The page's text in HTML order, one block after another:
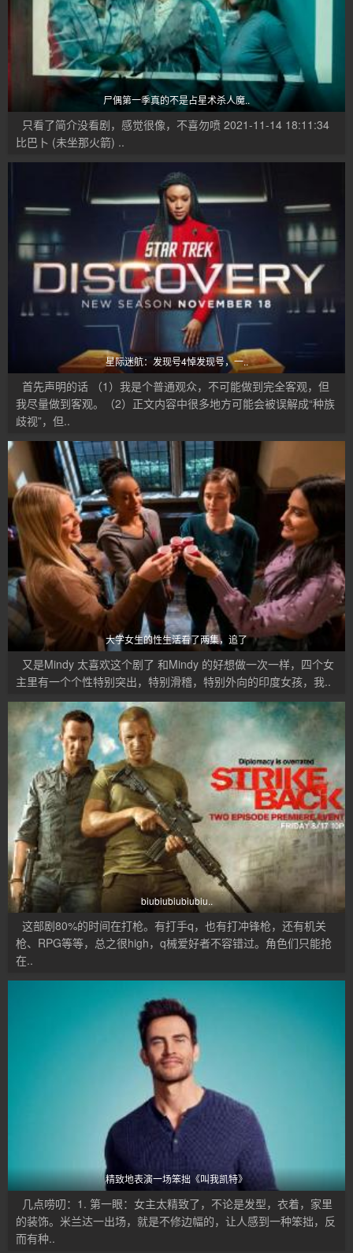
尸偶第一季真的不是占星术杀人魔..
只看了简介没看剧，感觉很像，不喜勿喷 2021-11-14 18:11:34
比巴卜 (未坐那火箭) ..
星际迷航：发现号4悼发现号，一..
首先声明的话 （1）我是个普通观众，不可能做到完全客观，但
我尽量做到客观。（2）正文内容中很多地方可能会被误解成“种族
歧视”，但..
大学女生的性生活看了两集，追了
又是Mindy 太喜欢这个剧了 和Mindy 的好想做一次一样，四个女
主里有一个个性特别突出，特别滑稽，特别外向的印度女孩，我..
biubiubiubiubiu..
这部剧80%的时间在打枪。有打手q，也有打冲锋枪，还有机关
枪、RPG等等，总之很high，q械爱好者不容错过。角色们只能抢
在..
精致地表演一场笨拙《叫我凯特》
几点唠叨：1. 第一眼：女主太精致了，不论是发型，衣着，家里
的装饰。米兰达一出场，就是不修边幅的，让人感到一种笨拙，反
而有种..